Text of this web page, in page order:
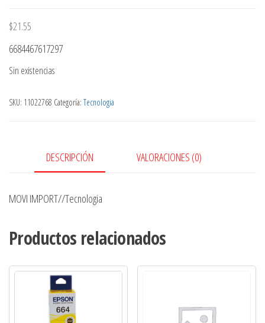
$21.55
6684467617297
Sin existencias
SKU: 11022768 Categoría: Tecnologia
DESCRIPCIÓN VALORACIONES (0)
MOVI IMPORT//Tecnologia
Productos relacionados